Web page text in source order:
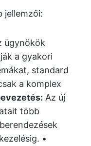
jellemzői:
ügynökök
a gyakori
standard
a komplex
Az új
több
•